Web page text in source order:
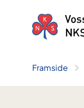
Framside